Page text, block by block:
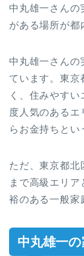
中丸雄一さんの
がある場所が都
中丸雄一さんの
ています。東京
く、住みやす
度人気のあるエ
らお金持ちとい
ただ、東京都北
まで高級エリ
裕のある一般家
中丸雄一